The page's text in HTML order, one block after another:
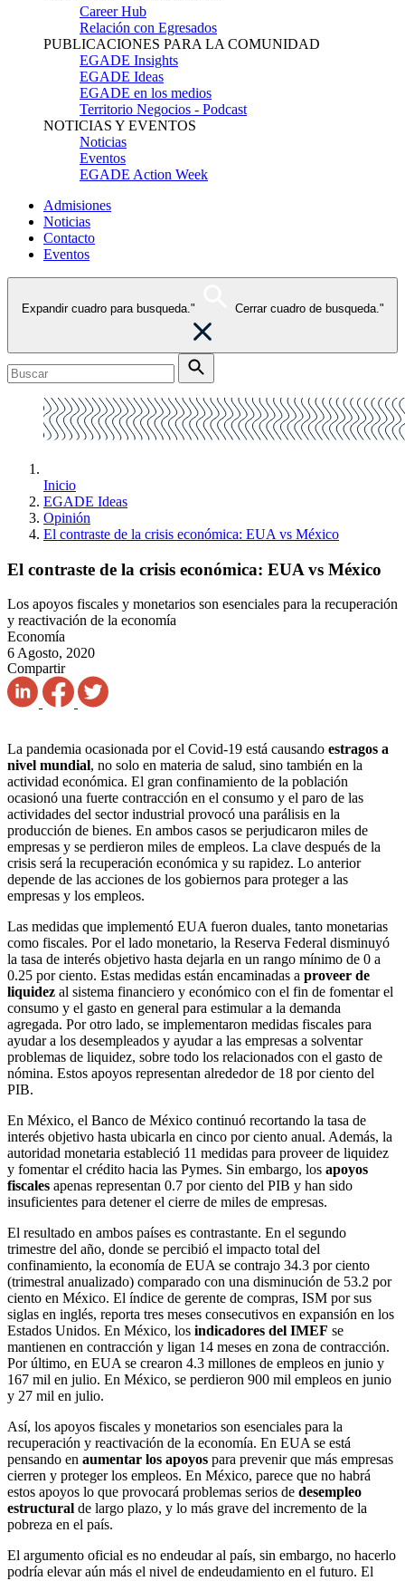
Career Hub
Relación con Egresados
PUBLICACIONES PARA LA COMUNIDAD
EGADE Insights
EGADE Ideas
EGADE en los medios
Territorio Negocios - Podcast
NOTICIAS Y EVENTOS
Noticias
Eventos
EGADE Action Week
Admisiones
Noticias
Contacto
Eventos
Expandir cuadro para busqueda." Cerrar cuadro de busqueda."
Inicio
EGADE Ideas
Opinión
El contraste de la crisis económica: EUA vs México
El contraste de la crisis económica: EUA vs México
Los apoyos fiscales y monetarios son esenciales para la recuperación
y reactivación de la economía
Economía
6 Agosto, 2020
Compartir
La pandemia ocasionada por el Covid-19 está causando estragos a
nivel mundial, no solo en materia de salud, sino también en la
actividad económica. El gran confinamiento de la población
ocasionó una fuerte contracción en el consumo y el paro de las
actividades del sector industrial provocó una parálisis en la
producción de bienes. En ambos casos se perjudicaron miles de
empresas y se perdieron miles de empleos. La clave después de la
crisis será la recuperación económica y su rapidez. Lo anterior
depende de las acciones de los gobiernos para proteger a las
empresas y los empleos.
Las medidas que implementó EUA fueron duales, tanto monetarias
como fiscales. Por el lado monetario, la Reserva Federal disminuyó
la tasa de interés objetivo hasta dejarla en un rango mínimo de 0 a
0.25 por ciento. Estas medidas están encaminadas a proveer de
liquidez al sistema financiero y económico con el fin de fomentar el
consumo y el gasto en general para estimular a la demanda
agregada. Por otro lado, se implementaron medidas fiscales para
ayudar a los desempleados y ayudar a las empresas a solventar
problemas de liquidez, sobre todo los relacionados con el gasto de
nómina. Estos apoyos representan alrededor de 18 por ciento del
PIB.
En México, el Banco de México continuó recortando la tasa de
interés objetivo hasta ubicarla en cinco por ciento anual. Además, la
autoridad monetaria estableció 11 medidas para proveer de liquidez
y fomentar el crédito hacia las Pymes. Sin embargo, los apoyos
fiscales apenas representan 0.7 por ciento del PIB y han sido
insuficientes para detener el cierre de miles de empresas.
El resultado en ambos países es contrastante. En el segundo
trimestre del año, donde se percibió el impacto total del
confinamiento, la economía de EUA se contrajo 34.3 por ciento
(trimestral anualizado) comparado con una disminución de 53.2 por
ciento en México. El índice de gerente de compras, ISM por sus
siglas en inglés, reporta tres meses consecutivos en expansión en los
Estados Unidos. En México, los indicadores del IMEF se
mantienen en contracción y ligan 14 meses en zona de contracción.
Por último, en EUA se crearon 4.3 millones de empleos en junio y
167 mil en julio. En México, se perdieron 900 mil empleos en junio
y 27 mil en julio.
Así, los apoyos fiscales y monetarios son esenciales para la
recuperación y reactivación de la economía. En EUA se está
pensando en aumentar los apoyos para prevenir que más empresas
cierren y proteger los empleos. En México, parece que no habrá
estos apoyos lo que provocará problemas serios de desempleo
estructural de largo plazo, y lo más grave del incremento de la
pobreza en el país.
El argumento oficial es no endeudar al país, sin embargo, no hacerlo
podría elevar aún más el nivel de endeudamiento en el futuro. El